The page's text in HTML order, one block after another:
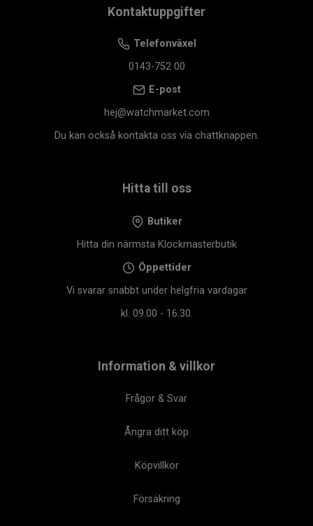
Kontaktuppgifter
Telefonväxel
0143-752 00
E-post
hej@watchmarket.com
Du kan också kontakta oss via chattknappen.
Hitta till oss
Butiker
Hitta din närmsta Klockmasterbutik
Öppettider
Vi svarar snabbt under helgfria vardagar
kl. 09.00 - 16.30.
Information & villkor
Frågor & Svar
Ångra ditt köp
Köpvillkor
Försäkring